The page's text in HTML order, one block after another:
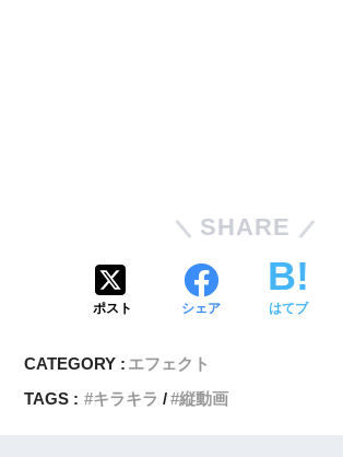
SHARE
ポスト シェア はてブ
CATEGORY : エフェクト
TAGS :
キラキラ 縦動画